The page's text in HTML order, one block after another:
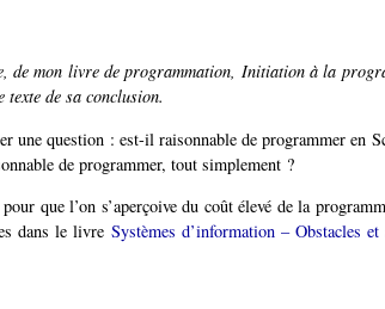
de mon livre de programmation, Initiation à la
de sa conclusion.
une question : est-il raisonnable de programmer en
de programmer, tout simplement ?
que l’on s’aperçoive du coût élevé de la
dans le livre Systèmes d’information – Obstacles et